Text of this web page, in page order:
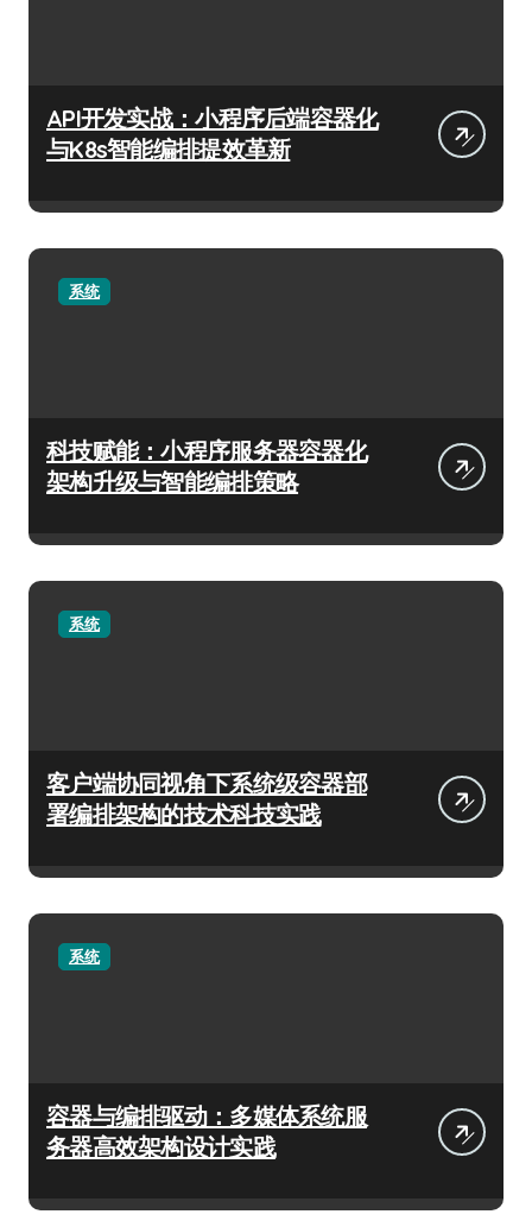
API开发实战：小程序后端容器化
与K8s智能编排提效革新
系统
科技赋能：小程序服务器容器化
架构升级与智能编排策略
系统
客户端协同视角下系统级容器部
署编排架构的技术科技实践
系统
容器与编排驱动：多媒体系统服
务器高效架构设计实践